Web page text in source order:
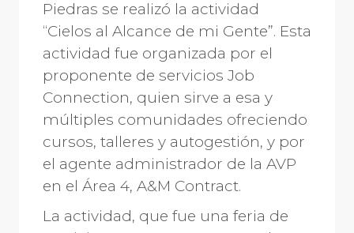
Piedras se realizó la actividad
“Cielos al Alcance de mi Gente”. Esta
actividad fue organizada por el
proponente de servicios Job
Connection, quien sirve a esa y
múltiples comunidades ofreciendo
cursos, talleres y autogestión, y por
el agente administrador de la AVP
en el Área 4, A&M Contract.
La actividad, que fue una feria de